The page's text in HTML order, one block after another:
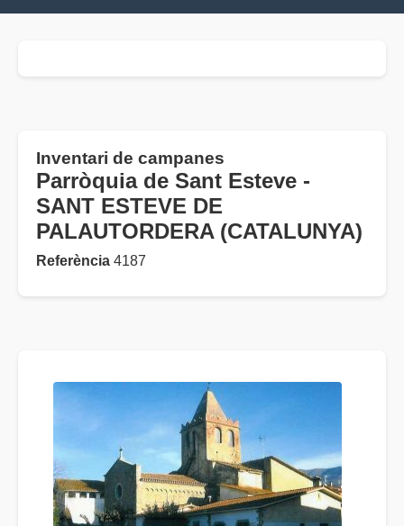
Inventari de campanes
Parròquia de Sant Esteve -
SANT ESTEVE DE
PALAUTORDERA (CATALUNYA)
Referència 4187